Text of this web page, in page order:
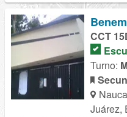
CCT
Turno:
Juárez,